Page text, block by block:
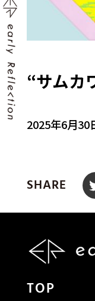
“サムカ
2025年6月30
SHARE
TOP